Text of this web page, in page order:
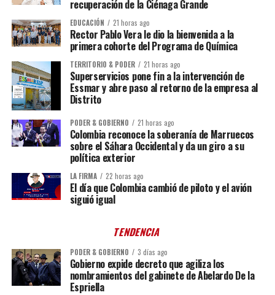
recuperación de la Ciénaga Grande
EDUCACIÓN 21 horas ago
Rector Pablo Vera le dio la bienvenida a la
primera cohorte del Programa de Química
TERRITORIO & PODER 21 horas ago
Superservicios pone fin a la intervención de
Essmar y abre paso al retorno de la empresa al
Distrito
PODER & GOBIERNO 21 horas ago
Colombia reconoce la soberanía de Marruecos
sobre el Sáhara Occidental y da un giro a su
política exterior
LA FIRMA 22 horas ago
El día que Colombia cambió de piloto y el avión
siguió igual
TENDENCIA
PODER & GOBIERNO 3 días ago
Gobierno expide decreto que agiliza los
nombramientos del gabinete de Abelardo De la
Espriella